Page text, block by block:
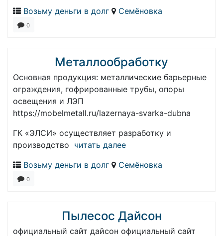
Возьму деньги в долг
Семёновка
0
Металлообработку
Основная продукция: металлические барьерные
ограждения, гофрированные трубы, опоры
освещения и ЛЭП
https://mobelmetall.ru/lazernaya-svarka-dubna
ГК «ЭЛСИ» осуществляет разработку и
производство читать далее
Возьму деньги в долг
Семёновка
0
Пылесос Дайсон
официальный сайт дайсон официальный сайт